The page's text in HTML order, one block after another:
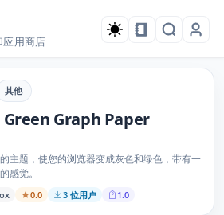
应用商店
其他
Graph Paper
主题，使您的浏览器变成灰色和绿色，带有一
感觉。
0.0 3 位用户 1.0